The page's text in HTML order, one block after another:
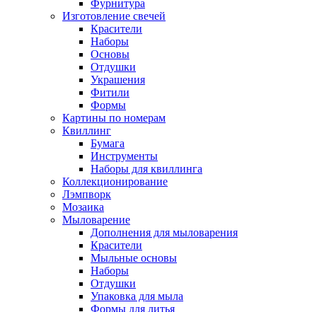
Фурнитура
Изготовление свечей
Красители
Наборы
Основы
Отдушки
Украшения
Фитили
Формы
Картины по номерам
Квиллинг
Бумага
Инструменты
Наборы для квиллинга
Коллекционирование
Лэмпворк
Мозаика
Мыловарение
Дополнения для мыловарения
Красители
Мыльные основы
Наборы
Отдушки
Упаковка для мыла
Формы для литья